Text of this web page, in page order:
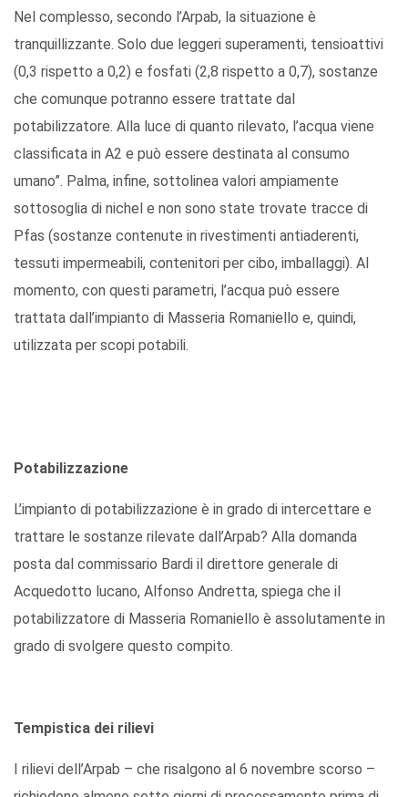
Nel complesso, secondo l’Arpab, la situazione è
tranquillizzante. Solo due leggeri superamenti, tensioattivi
(0,3 rispetto a 0,2) e fosfati (2,8 rispetto a 0,7), sostanze
che comunque potranno essere trattate dal
potabilizzatore. Alla luce di quanto rilevato, l’acqua viene
classificata in A2 e può essere destinata al consumo
umano”. Palma, infine, sottolinea valori ampiamente
sottosoglia di nichel e non sono state trovate tracce di
Pfas (sostanze contenute in rivestimenti antiaderenti,
tessuti impermeabili, contenitori per cibo, imballaggi). Al
momento, con questi parametri, l’acqua può essere
trattata dall’impianto di Masseria Romaniello e, quindi,
utilizzata per scopi potabili.
Potabilizzazione
L’impianto di potabilizzazione è in grado di intercettare e
trattare le sostanze rilevate dall’Arpab? Alla domanda
posta dal commissario Bardi il direttore generale di
Acquedotto lucano, Alfonso Andretta, spiega che il
potabilizzatore di Masseria Romaniello è assolutamente in
grado di svolgere questo compito.
Tempistica dei rilievi
I rilievi dell’Arpab – che risalgono al 6 novembre scorso –